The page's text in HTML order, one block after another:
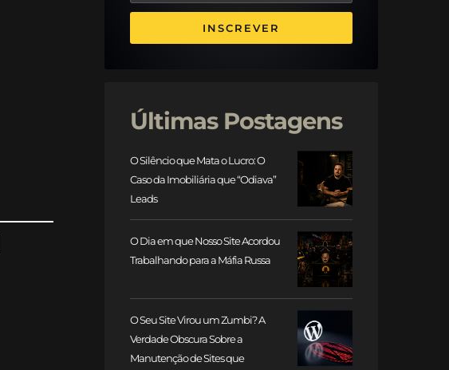
INSCREVER
Últimas Postagens
O Silêncio que Mata o Lucro: O
Caso da Imobiliária que “Odiava”
Leads
O Dia em que Nosso Site Acordou
Trabalhando para a Máfia Russa
O Seu Site Virou um Zumbi? A
Verdade Obscura Sobre a
Manutenção de Sites que